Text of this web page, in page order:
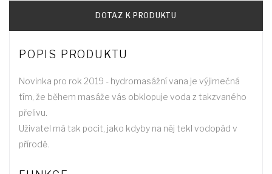
DOTAZ K PRODUKTU
POPIS PRODUKTU
Novinka pro rok 2019 - hydromasážní vana je výjimečná
tím, že během masáže vás obklopuje voda z takzvaného
přelivu.
Uživatel má tak pocit, jako kdyby na něj tekl vodopád v
přírodě.